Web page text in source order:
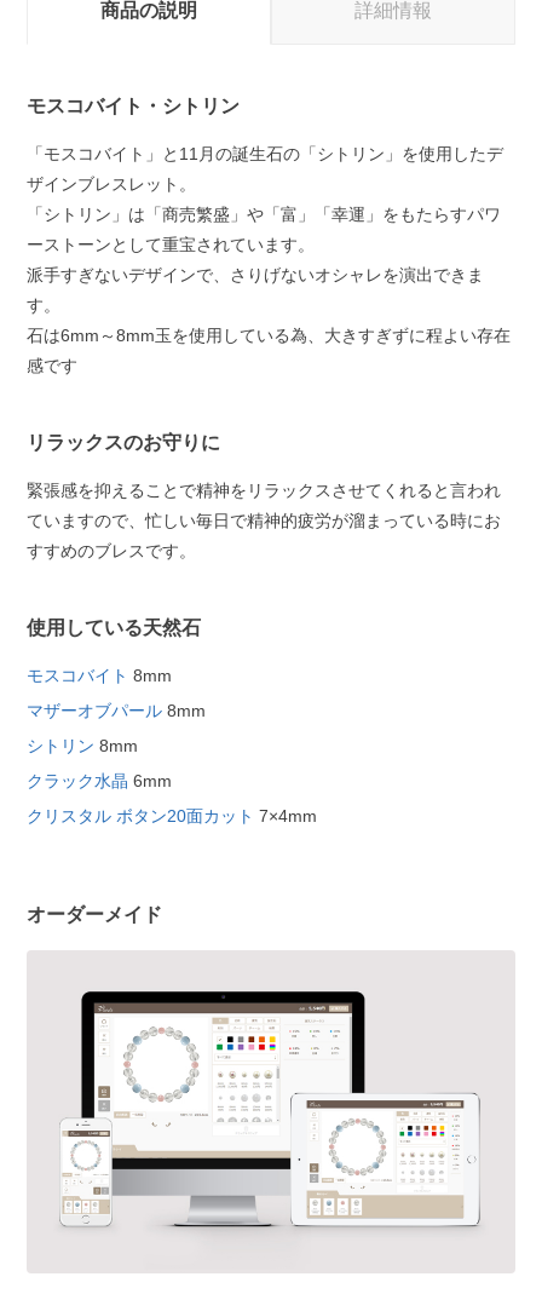
商品の説明 詳細情報
モスコバイト・シトリン
「モスコバイト」と11月の誕生石の「シトリン」を使用したデ
ザインブレスレット。
「シトリン」は「商売繁盛」や「富」「幸運」をもたらすパワ
ーストーンとして重宝されています。
派手すぎないデザインで、さりげないオシャレを演出できま
す。
石は6mm～8mm玉を使用している為、大きすぎずに程よい存在
感です
リラックスのお守りに
緊張感を抑えることで精神をリラックスさせてくれると言われ
ていますので、忙しい毎日で精神的疲労が溜まっている時にお
すすめのブレスです。
使用している天然石
モスコバイト 8mm
マザーオブパール 8mm
シトリン 8mm
クラック水晶 6mm
クリスタル ボタン20面カット 7×4mm
オーダーメイド